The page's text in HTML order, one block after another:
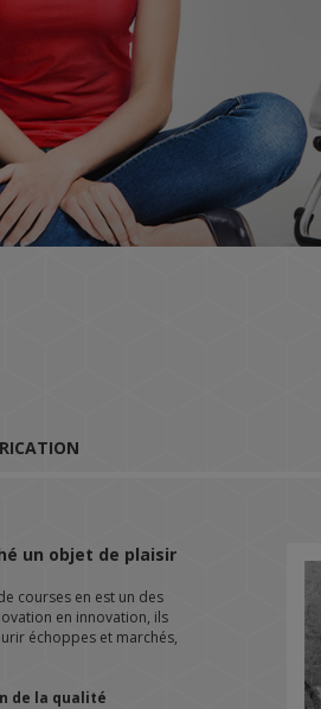
un objet de plaisir
courses en est un des
en innovation, ils
échoppes et marchés,
de la qualité